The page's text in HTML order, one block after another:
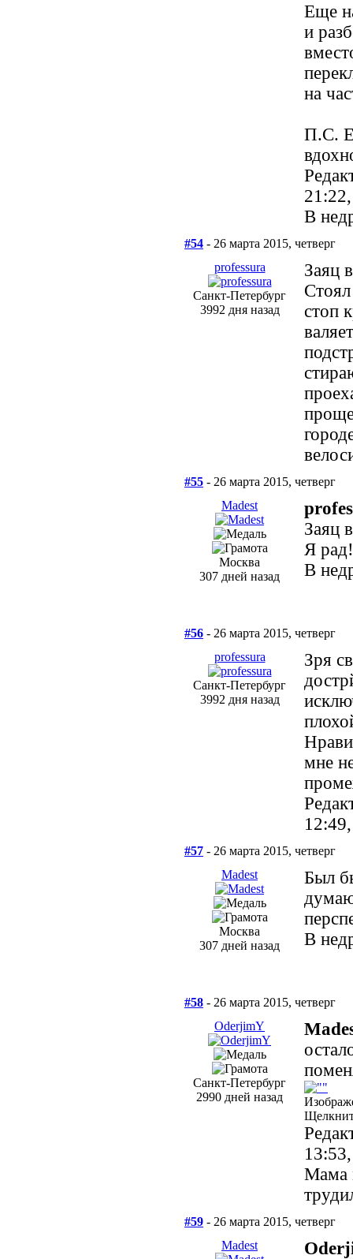
Еще
и
на
П.С.
В
#54 - 26 марта 2015, четверг
professura
Санкт-Петербург
3992 дня назад
Заяц
стоп
#55 - 26 марта 2015, четверг
Madest
Москва
307 дней назад
Заяц
Я
В
#56 - 26 марта 2015, четверг
professura
Санкт-Петербург
3992 дня назад
Зря
мне
#57 - 26 марта 2015, четверг
Madest
Москва
307 дней назад
Был
В
#58 - 26 марта 2015, четверг
OderjimY
Санкт-Петербург
2990 дней назад
Мама
#59 - 26 марта 2015, четверг
Madest